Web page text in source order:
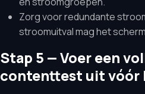
Zorg voor redundante
stroomuitval mag het
Stap 5 — Voer een
contenttest uit vóór